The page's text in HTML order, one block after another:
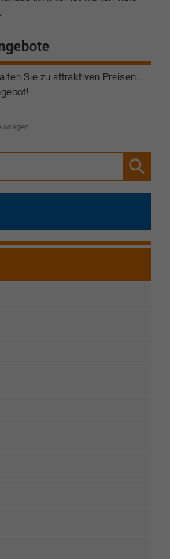
Sie zu attraktiven Preisen.